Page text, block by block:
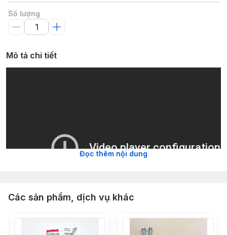
Số lượng
Mô tả chi tiết
Đọc thêm nội dung
Các sản phẩm, dịch vụ khác